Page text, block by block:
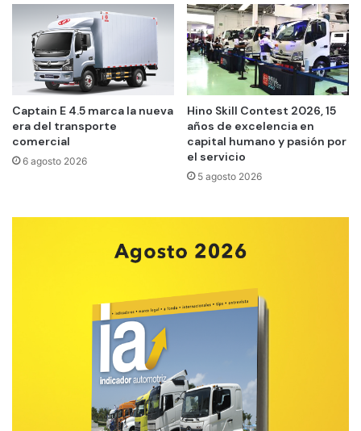
Captain E 4.5 marca la nueva
era del transporte
comercial
6 agosto 2026
Hino Skill Contest 2026, 15
años de excelencia en
capital humano y pasión por
el servicio
5 agosto 2026